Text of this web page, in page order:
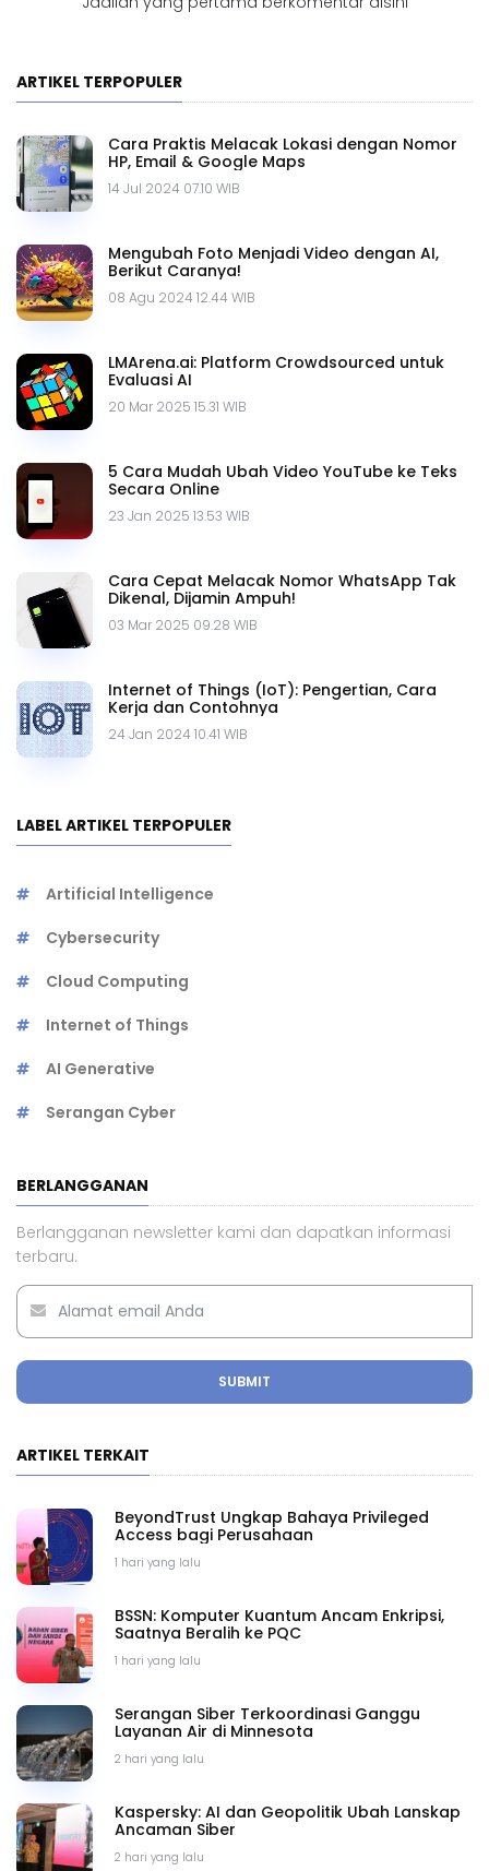
ARTIKEL TERPOPULER
Cara Praktis Melacak Lokasi dengan Nomor
HP, Email & Google Maps
14 Jul 2024 07.10 WIB
Mengubah Foto Menjadi Video dengan AI,
Berikut Caranya!
08 Agu 2024 12.44 WIB
LMArena.ai: Platform Crowdsourced untuk
Evaluasi AI
20 Mar 2025 15.31 WIB
5 Cara Mudah Ubah Video YouTube ke Teks
Secara Online
23 Jan 2025 13.53 WIB
Cara Cepat Melacak Nomor WhatsApp Tak
Dikenal, Dijamin Ampuh!
03 Mar 2025 09.28 WIB
Internet of Things (IoT): Pengertian, Cara
Kerja dan Contohnya
24 Jan 2024 10.41 WIB
LABEL ARTIKEL TERPOPULER
Artificial Intelligence
Cybersecurity
Cloud Computing
Internet of Things
AI Generative
Serangan Cyber
BERLANGGANAN
Berlangganan newsletter kami dan dapatkan informasi
terbaru.
SUBMIT
ARTIKEL TERKAIT
1 hari yang lalu
BeyondTrust Ungkap Bahaya Privileged
Access bagi Perusahaan
1 hari yang lalu
BSSN: Komputer Kuantum Ancam Enkripsi,
Saatnya Beralih ke PQC
2 hari yang lalu
Serangan Siber Terkoordinasi Ganggu
Layanan Air di Minnesota
2 hari yang lalu
Kaspersky: AI dan Geopolitik Ubah Lanskap
Ancaman Siber